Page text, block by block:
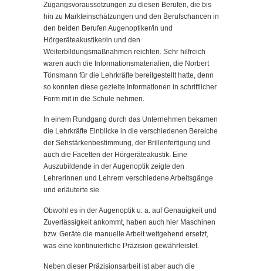
Zugangsvoraussetzungen zu diesen Berufen, die bis
hin zu Markteinschätzungen und den Berufschancen in
den beiden Berufen Augenoptiker/in und
Hörgeräteakustiker/in und den
Weiterbildungsmaßnahmen reichten. Sehr hilfreich
waren auch die Informationsmaterialien, die Norbert
Tönsmann für die Lehrkräfte bereitgestellt hatte, denn
so konnten diese gezielte Informationen in schriftlicher
Form mit in die Schule nehmen.
In einem Rundgang durch das Unternehmen bekamen
die Lehrkräfte Einblicke in die verschiedenen Bereiche
der Sehstärkenbestimmung, der Brillenfertigung und
auch die Facetten der Hörgeräteakustik. Eine
Auszubildende in der Augenoptik zeigte den
Lehrerinnen und Lehrern verschiedene Arbeitsgänge
und erläuterte sie.
Obwohl es in der Augenoptik u. a. auf Genauigkeit und
Zuverlässigkeit ankommt, haben auch hier Maschinen
bzw. Geräte die manuelle Arbeit weitgehend ersetzt,
was eine kontinuierliche Präzision gewährleistet.
Neben dieser Präzisionsarbeit ist aber auch die